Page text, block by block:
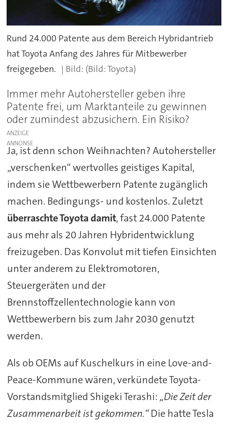
Rund 24.000 Patente aus dem Bereich Hybridantrieb
hat Toyota Anfang des Jahres für Mitbewerber
freigegeben.
(Bild: Toyota)
Immer mehr Autohersteller geben ihre
Patente frei, um Marktanteile zu gewinnen
oder zumindest abzusichern. Ein Risiko?
ANZEIGE
Ja, ist denn schon Weihnachten? Autohersteller
„verschenken“ wertvolles geistiges Kapital,
indem sie Wettbewerbern Patente zugänglich
machen. Bedingungs- und kostenlos. Zuletzt
überraschte Toyota damit, fast 24.000 Patente
aus mehr als 20 Jahren Hybridentwicklung
freizugeben. Das Konvolut mit tiefen Einsichten
unter anderem zu Elektromotoren,
Steuergeräten und der
Brennstoffzellentechnologie kann von
Wettbewerbern bis zum Jahr 2030 genutzt
werden.
Als ob OEMs auf Kuschelkurs in eine Love-and-
Peace-Kommune wären, verkündete Toyota-
Vorstandsmitglied Shigeki Terashi: „Die Zeit der
Zusammenarbeit ist gekommen.“Die hatte Tesla